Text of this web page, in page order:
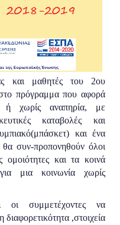
και μαθητές του 2ου
πρόγραμμα που αφορά
χωρίς αναπηρία, με
καταβολές και
και ένα
συν-προπονηθούν όλοι
ομοιότητες και τα κοινά
μια κοινωνία χωρίς
οι συμμετέχοντες να
,στοιχεία